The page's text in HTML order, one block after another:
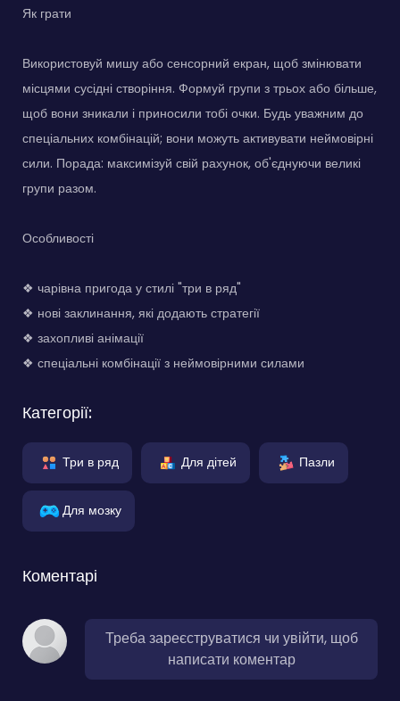
Як грати
Використовуй мишу або сенсорний екран, щоб змінювати
місцями сусідні створіння. Формуй групи з трьох або більше,
щоб вони зникали і приносили тобі очки. Будь уважним до
спеціальних комбінацій; вони можуть активувати неймовірні
сили. Порада: максимізуй свій рахунок, об'єднуючи великі
групи разом.
Особливості
❖ чарівна пригода у стилі "три в ряд"
❖ нові заклинання, які додають стратегії
❖ захопливі анімації
❖ спеціальні комбінації з неймовірними силами
Категорії:
Три в ряд Для дітей Пазли
Для мозку
Коментарі
Треба зареєструватися чи увійти, щоб
написати коментар